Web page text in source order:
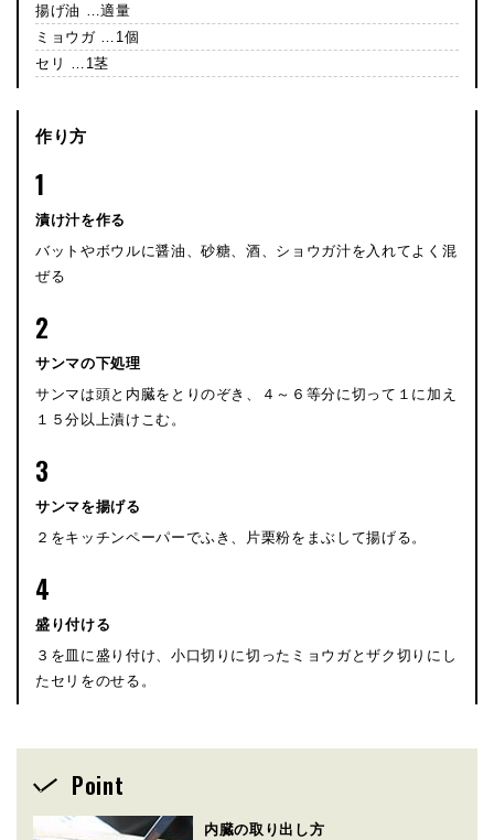
揚げ油 …適量
ミョウガ …1個
セリ …1茎
作り方
1
漬け汁を作る
バットやボウルに醤油、砂糖、酒、ショウガ汁を入れてよく混
ぜる
2
サンマの下処理
サンマは頭と内臓をとりのぞき、４～６等分に切って１に加え
１５分以上漬けこむ。
3
サンマを揚げる
２をキッチンペーパーでふき、片栗粉をまぶして揚げる。
4
盛り付ける
３を皿に盛り付け、小口切りに切ったミョウガとザク切りにし
たセリをのせる。
Point
内臓の取り出し方